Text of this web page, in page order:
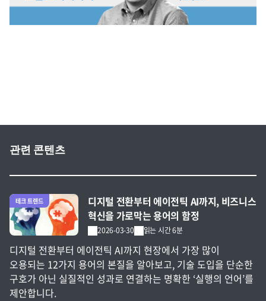
관련 콘텐츠
전체 글 보기
테크 트렌드
2026-03-30 읽는 시간 6분
디지털 전환부터 에이전틱 AI까지, 비즈니스
혁신을 가로막는 용어의 함정
디지털 전환부터 에이전틱 AI까지 현장에서 가장 많이
오용되는 12가지 용어의 본질을 알아보고, 기술 도입을 단순한
구호가 아닌 실질적인 성과로 연결하는 명확한 ‘실행의 언어’를
제안합니다.